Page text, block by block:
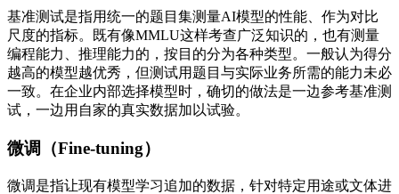
基准测试是指用统一的题目集测量AI模型的性能、作为对比
尺度的指标。既有像MMLU这样考查广泛知识的，也有测量
编程能力、推理能力的，按目的分为各种类型。一般认为得分
越高的模型越优秀，但测试用题目与实际业务所需的能力未必
一致。在企业内部选择模型时，确切的做法是一边参考基准测
试，一边用自家的真实数据加以试验。
微调（Fine-tuning）
微调是指让现有模型学习追加的数据，针对特定用途或文体进